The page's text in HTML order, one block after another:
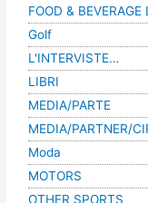
FOOD & BEVERAGE
Golf
L'INTERVISTE…
LIBRI
MEDIA/PARTE
MEDIA/PARTNER/
Moda
MOTORS
OTHER SPORTS